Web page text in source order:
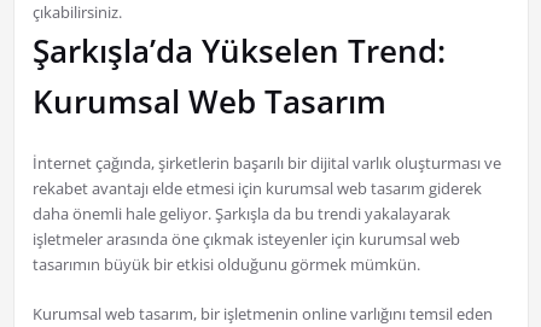
çıkabilirsiniz.
Şarkışla’da Yükselen Trend:
Kurumsal Web Tasarım
İnternet çağında, şirketlerin başarılı bir dijital varlık oluşturması ve
rekabet avantajı elde etmesi için kurumsal web tasarım giderek
daha önemli hale geliyor. Şarkışla da bu trendi yakalayarak
işletmeler arasında öne çıkmak isteyenler için kurumsal web
tasarımın büyük bir etkisi olduğunu görmek mümkün.
Kurumsal web tasarım, bir işletmenin online varlığını temsil eden